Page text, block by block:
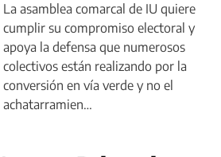
La asamblea comarcal de IU quiere
cumplir su compromiso electoral y
apoya la defensa que numerosos
colectivos están realizando por la
conversión en vía verde y no el
achatarramien…